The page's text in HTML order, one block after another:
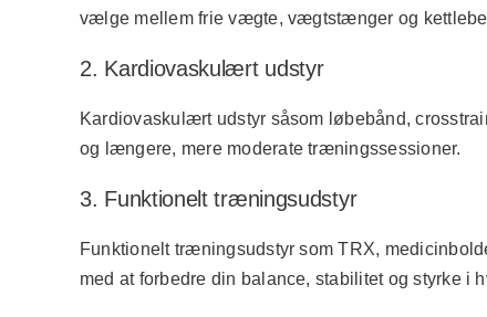
vælge mellem frie vægte, vægtstænger og
2. Kardiovaskulært udstyr
Kardiovaskulært udstyr såsom løbebånd,
og længere, mere moderate træningssessioner.
3. Funktionelt træningsudstyr
Funktionelt træningsudstyr som TRX,
med at forbedre din balance, stabilitet og styrke i